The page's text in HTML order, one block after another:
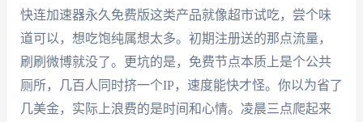
快连加速器永久免费版这类产品就像超市试吃，尝个味
道可以，想吃饱纯属想太多。初期注册送的那点流量，
刷刷微博就没了。更坑的是，免费节点本质上是个公共
厕所，几百人同时挤一个IP，速度能快才怪。你以为省了
几美金，实际上浪费的是时间和心情。凌晨三点爬起来